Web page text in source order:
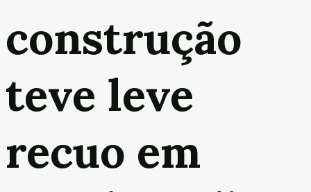
construção
teve leve
recuo em